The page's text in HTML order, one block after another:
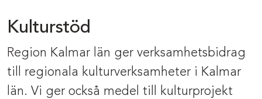
Kulturstöd
Region Kalmar län ger verksamhetsbidrag
till regionala kulturverksamheter i Kalmar
län. Vi ger också medel till kulturprojekt